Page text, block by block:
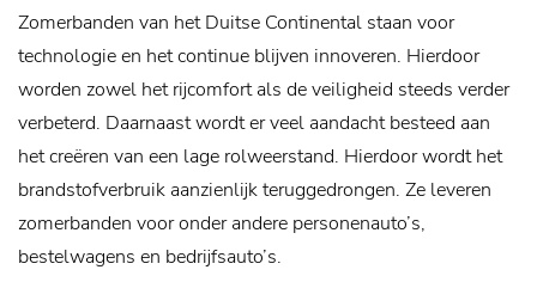
Zomerbanden van het Duitse Continental staan voor
technologie en het continue blijven innoveren. Hierdoor
worden zowel het rijcomfort als de veiligheid steeds verder
verbeterd. Daarnaast wordt er veel aandacht besteed aan
het creëren van een lage rolweerstand. Hierdoor wordt het
brandstofverbruik aanzienlijk teruggedrongen. Ze leveren
zomerbanden voor onder andere personenauto’s,
bestelwagens en bedrijfsauto’s.